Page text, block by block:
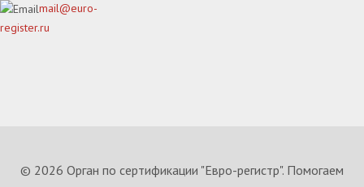
mail@euro-
register.ru
© 2026 Орган по сертификации "Евро-регистр". Помогаем